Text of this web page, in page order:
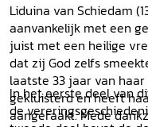
Liduina van Schiedam
aanvankelijk met een
juist met een heilige
dat zij God zelfs
laatste 33 jaar van
gekluisterd en heeft
aangeraakt. Mede
In het eerste deel van
de